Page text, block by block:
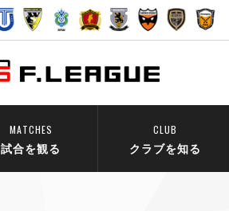
MATCHES
試合を観る
CLUB
クラブを知る